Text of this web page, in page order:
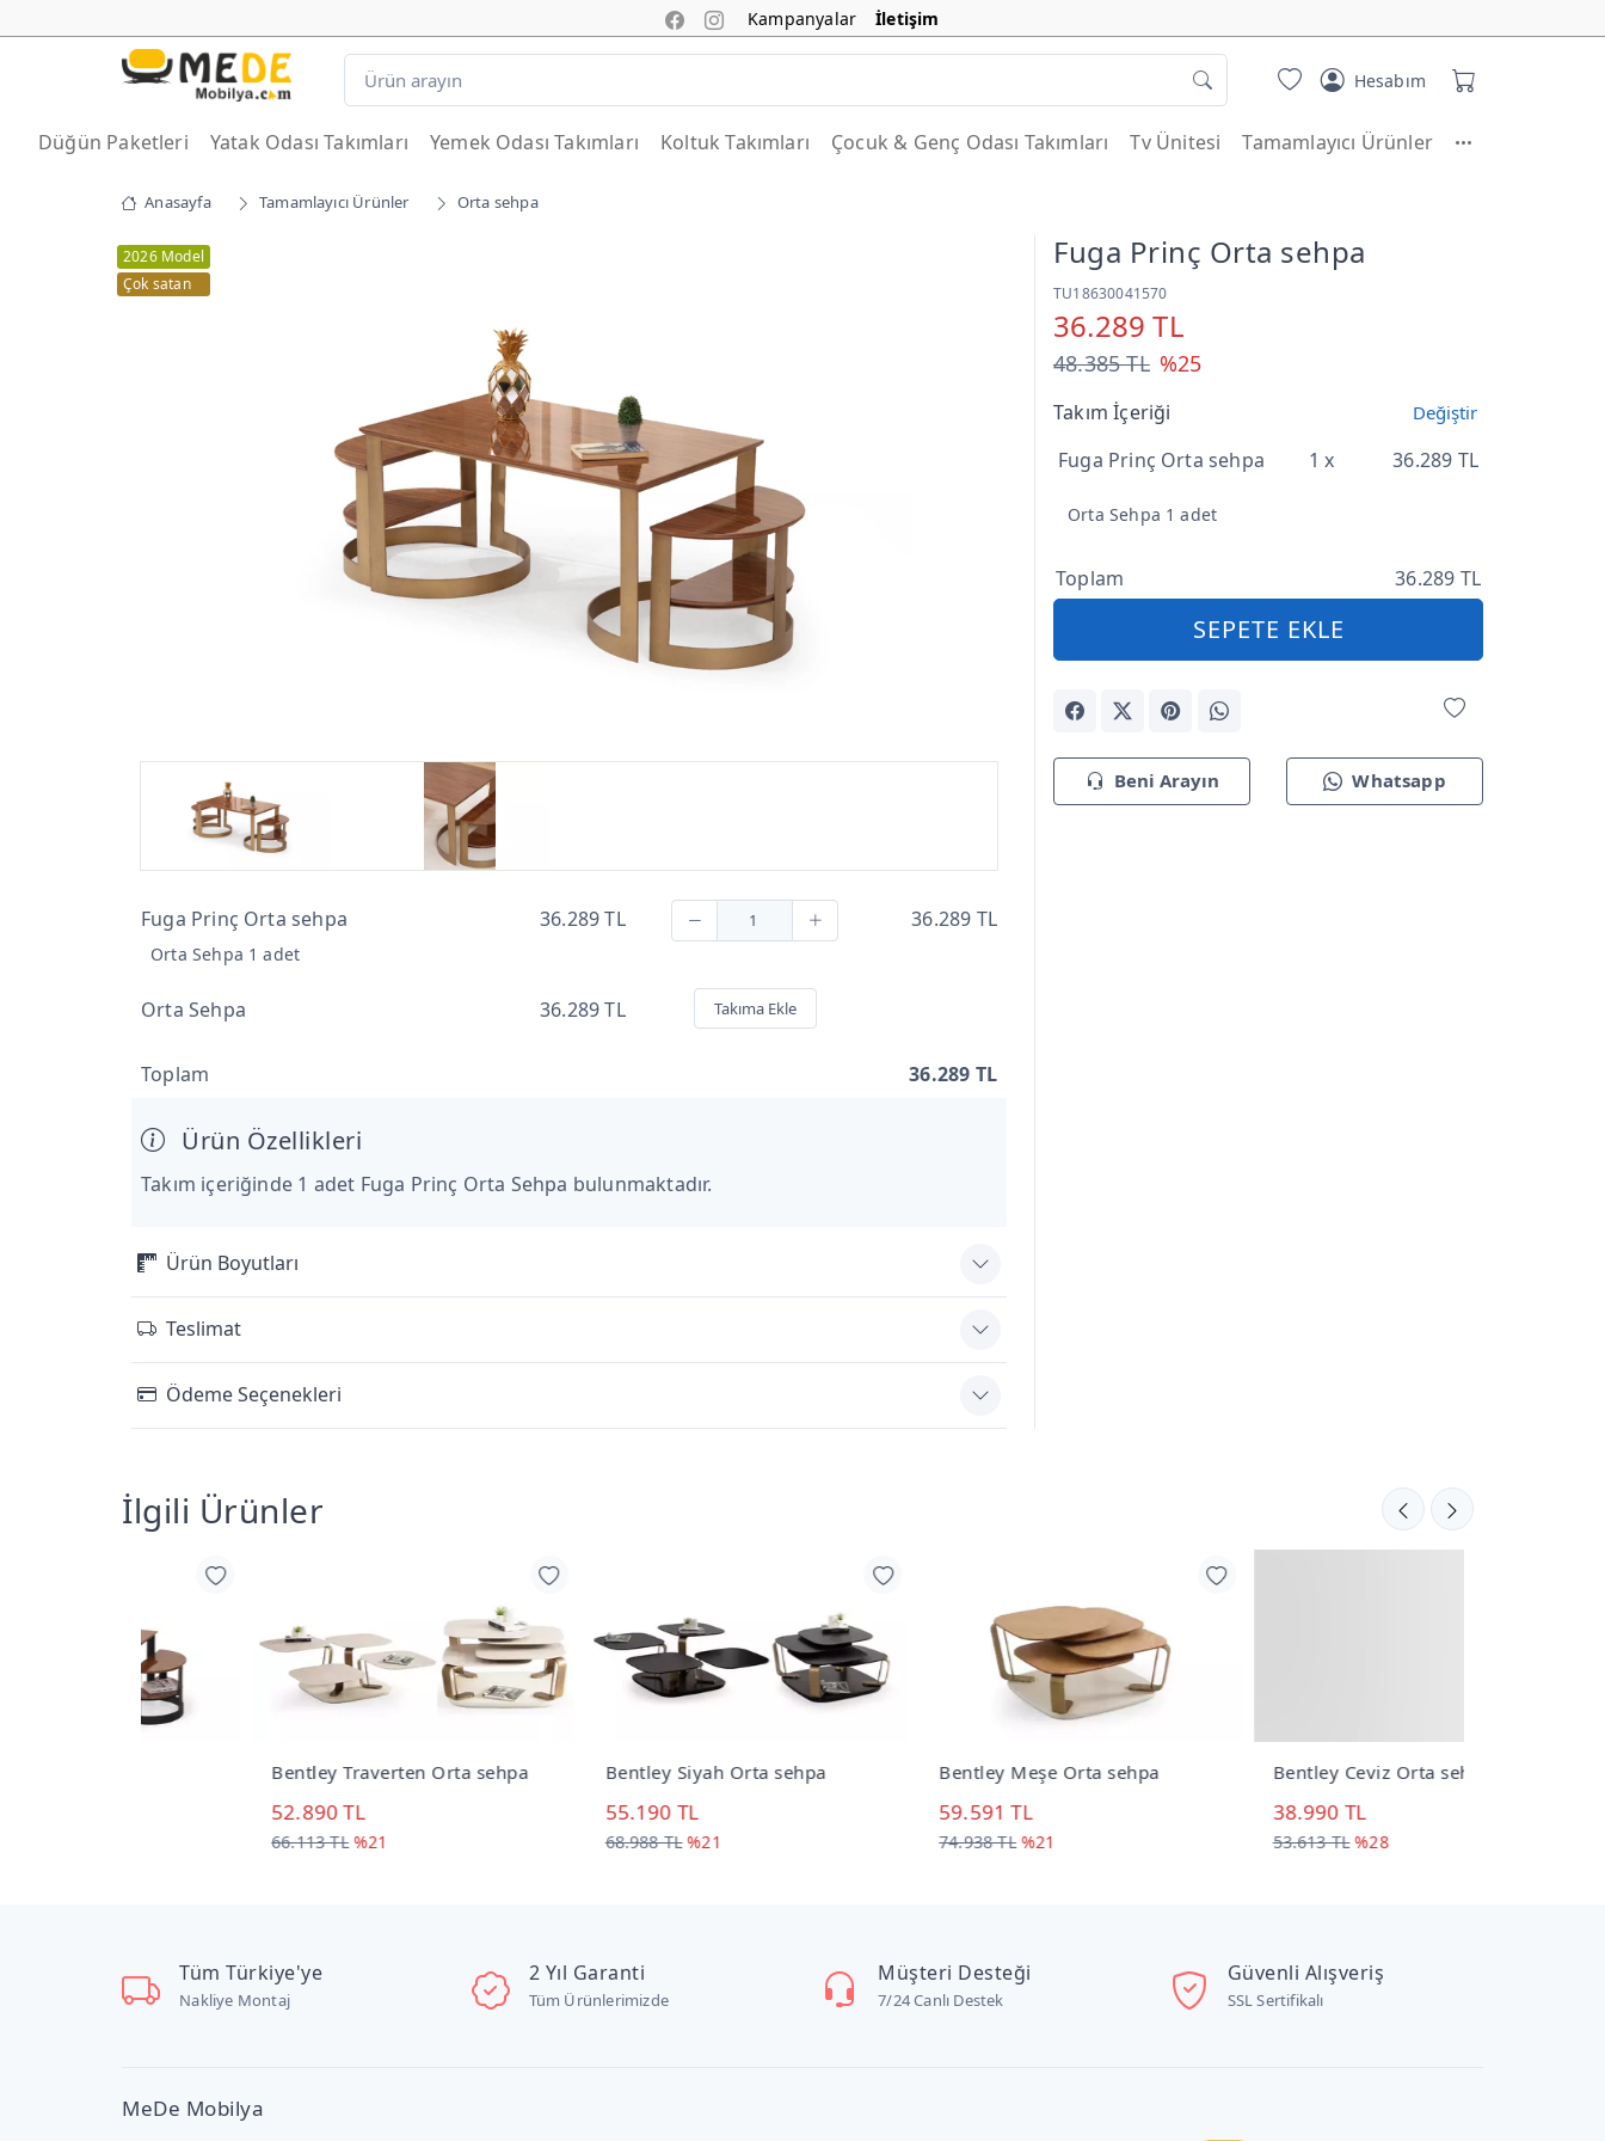
Kampanyalar İletişim
Hesabım
Düğün Paketleri Yatak Odası Takımları Yemek Odası Takımları Koltuk Takımları Çocuk & Genç Odası Takımları Tv Ünitesi Tamamlayıcı Ürünler
Anasayfa Tamamlayıcı Ürünler Orta sehpa
2026 Model
Çok satan
Fuga Prinç Orta sehpa
TU18630041570
36.289 TL
48.385 TL %25
Takım İçeriği Değiştir
Fuga Prinç Orta sehpa 1 x 36.289 TL
Orta Sehpa 1 adet
Toplam 36.289 TL
SEPETE EKLE
Beni Arayın Whatsapp
Fuga Prinç Orta sehpa
Orta Sehpa 1 adet
36.289 TL 36.289 TL
Orta Sehpa 36.289 TL Takıma Ekle
Toplam 36.289 TL
Ürün Özellikleri
Takım içeriğinde 1 adet Fuga Prinç Orta Sehpa bulunmaktadır.
Ürün Boyutları
Teslimat
Ödeme Seçenekleri
İlgili Ürünler
Bentley Traverten Orta sehpa
%21
Bentley Siyah Orta sehpa
%21
Bentley Meşe Orta sehpa
%21
Bentley Ceviz Orta sehpa
%28
Tüm Türkiye'ye
Nakliye Montaj
2 Yıl Garanti
Tüm Ürünlerimizde
Müşteri Desteği
7/24 Canlı Destek
Güvenli Alışveriş
SSL Sertifikalı
MeDe Mobilya